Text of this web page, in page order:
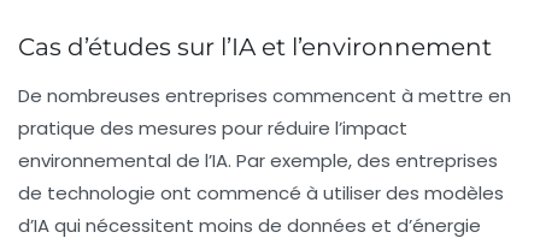
Cas d’études sur l’IA et l’environnement
De nombreuses entreprises commencent à mettre en
pratique des mesures pour réduire l’impact
environnemental de l’IA. Par exemple, des entreprises
de technologie ont commencé à utiliser des modèles
d’IA qui nécessitent moins de données et d’énergie